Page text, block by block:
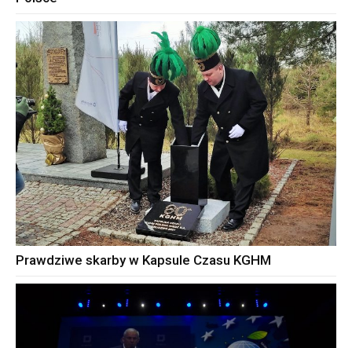
Prawdziwe skarby w Kapsule Czasu KGHM